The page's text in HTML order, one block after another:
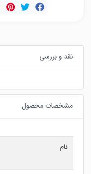
نقد و بررسی
مشخصات محصول
نام